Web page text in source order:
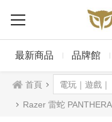
最新商品 品牌館
首頁
Razer 雷蛇 PANTHERA 街機搖桿